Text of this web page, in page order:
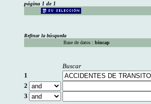
página 1 de 1
Refinar la búsqueda
Base de datos : bincap
Buscar
1
2
3